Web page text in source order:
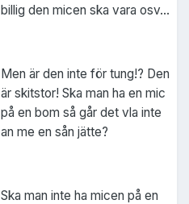
billig den micen ska vara osv...
Men är den inte för tung!? Den
är skitstor! Ska man ha en mic
på en bom så går det vla inte
an me en sån jätte?
Ska man inte ha micen på en